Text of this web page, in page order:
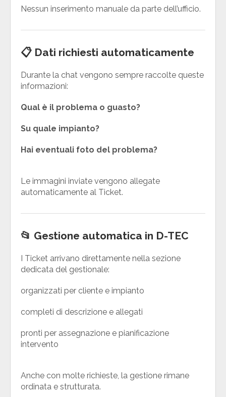
Nessun inserimento manuale da parte dell’ufficio.
📋 Dati richiesti automaticamente
Durante la chat vengono sempre raccolte queste
informazioni:
Qual è il problema o guasto?
Su quale impianto?
Hai eventuali foto del problema?
Le immagini inviate vengono allegate
automaticamente al Ticket.
📂 Gestione automatica in D-TEC
I Ticket arrivano direttamente nella sezione
dedicata del gestionale:
organizzati per cliente e impianto
completi di descrizione e allegati
pronti per assegnazione e pianificazione
intervento
Anche con molte richieste, la gestione rimane
ordinata e strutturata.